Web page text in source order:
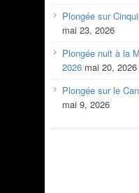
Plongée sur
mai 23, 2026
Plongée nuit à la
2026 mai 20, 2026
Plongée sur le
mai 9, 2026